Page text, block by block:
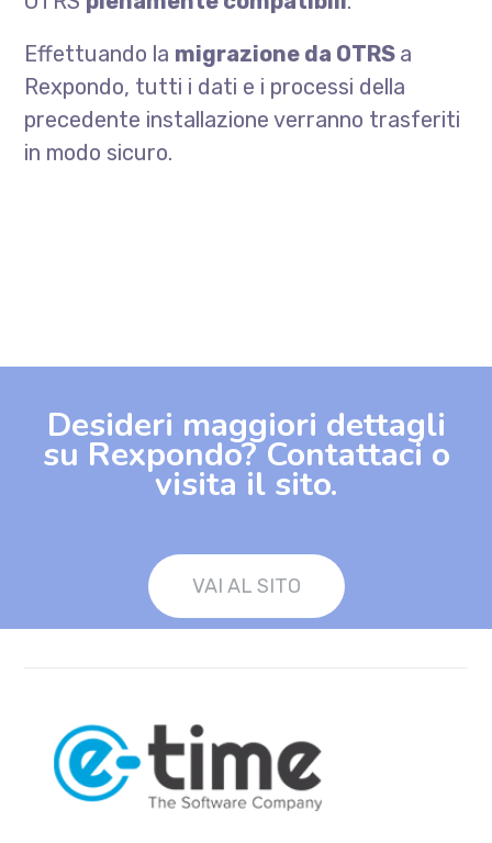
Effettuando la migrazione da OTRS a
Rexpondo, tutti i dati e i processi della
precedente installazione verranno trasferiti
in modo sicuro.
Desideri maggiori dettagli
su Rexpondo? Contattaci o
visita il sito.
VAI AL SITO